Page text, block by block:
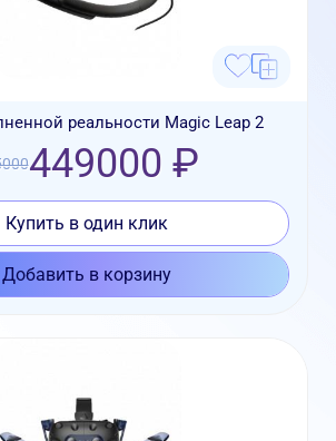
реальности Magic Leap 2
449000 ₽
Купить в один клик
Добавить в корзину